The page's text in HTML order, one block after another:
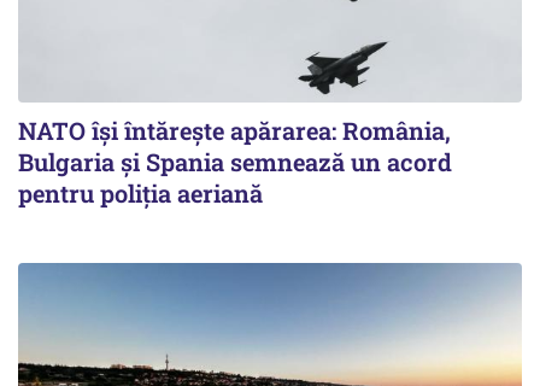
NATO își întărește apărarea: România,
Bulgaria și Spania semnează un acord
pentru poliția aeriană